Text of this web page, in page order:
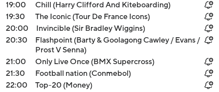
19:00
Chill (Harry Clifford And Kiteboarding)
19:30
The Iconic (Tour De France Icons)
20:00
Invincible (Sir Bradley Wiggins)
20:30
Flashpoint (Barty & Goolagong Cawley / Evans /
Prost V Senna)
21:00
Only Live Once (BMX Supercross)
21:30
Football nation (Conmebol)
22:00
Top-20 (Money)